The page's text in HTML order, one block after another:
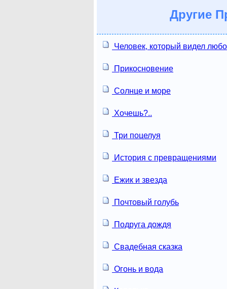
Другие
Человек, который видел
Прикосновение
Солнце и море
Хочешь?..
Три поцелуя
История с превращениями
Ежик и звезда
Почтовый голубь
Подруга дождя
Свадебная сказка
Огонь и вода